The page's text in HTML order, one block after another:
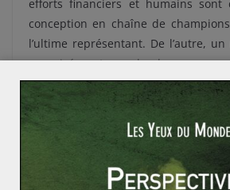
efforts financiers et humains sont
conception en chaîne de
l’ultime représentant. De l’autre,
organisé autour de la
fécondateur de la liberté, où
idéologiques révélerait le génie de
Fischer, l’enfant autodidacte de
parfait exemple.
Émaillé de nombreux